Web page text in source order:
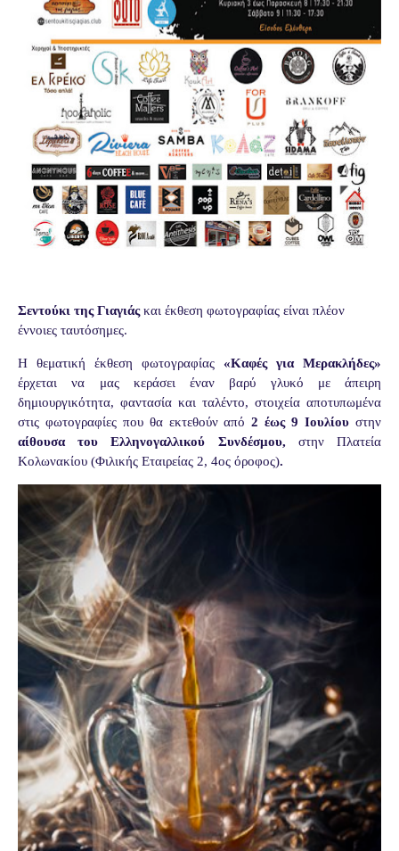
Σεντούκι της Γιαγιάςκαι έκθεση φωτογραφίας είναι πλέον
έννοιες ταυτόσημες.
Η θεματική έκθεση φωτογραφίας «Καφές για Μερακλήδες»
έρχεται να μας κεράσει έναν βαρύ γλυκό με άπειρη
δημιουργικότητα, φαντασία και ταλέντο, στοιχεία αποτυπωμένα
στις φωτογραφίες που θα εκτεθούν από2 έως 9 Ιουλίου στην
αίθουσα του Ελληνογαλλικού Συνδέσμου, στην Πλατεία
Κολωνακίου (Φιλικής Εταιρείας 2, 4ος όροφος).